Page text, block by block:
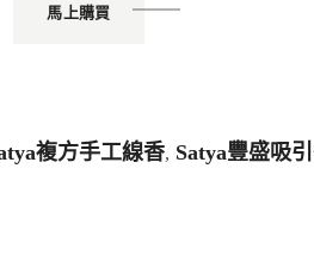
馬上購買
複方手工線香, Satya豐盛吸